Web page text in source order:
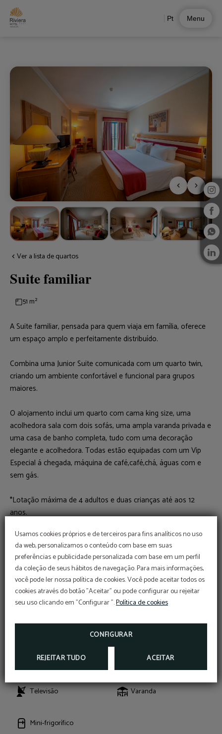
Usamos cookies próprios e de terceiros para fins analíticos no uso
da web, personalizamos o conteúdo com base em suas
preferências e publicidade personalizada com base em um perfil
da coleção de seus hábitos de navegação. Para mais informações,
você pode ler nossa política de cookies. Você pode aceitar todos os
cookies através do botão "Aceitar" ou pode configurar ou rejeitar
seu uso clicando em "Configurar ".Política de cookies
CONFIGURAR
REJEITAR TUDO ACEITAR
Pt Menu
Ver a lista de quartos
Suite familiar
51 m²
A Suite familiar, pensada para quem viaja em família, oferece
um espaço amplo e perfeitamente distribuído.
Combina uma Junior Suite comunicada com um quarto twin,
criando um ambiente confortável e funcional para grupos
maiores.
O alojamento inclui um quarto com cama king size, uma
acolhedora sala com dois sofás, uma ampla varanda privada e
uma casa de banho completa, tudo com uma decoração
elegante e acolhedora. Todas estão equipadas com um Vip
Especial á chegada, máquina de café,café,chá, águas com e
sem gás.
*Lotação máxima de 4 adultos e duas crianças até aos 12
anos.
Reservar
Ligação WiFi à Internet Ar condicionado
Banheira Secador de cabelo
Serviço de despertar Cofre individual para
guardar valores
Televisão Varanda
Mini‑frigorífico